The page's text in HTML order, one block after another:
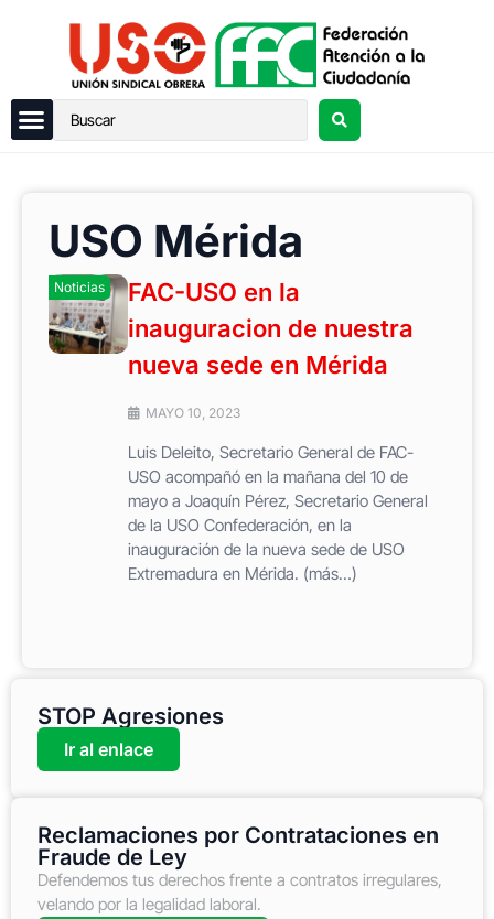
USO Mérida
Noticias
FAC-USO en la
inauguracion de nuestra
nueva sede en Mérida
MAYO 10, 2023
Luis Deleito, Secretario General de FAC-
USO acompañó en la mañana del 10 de
mayo a Joaquín Pérez, Secretario General
de la USO Confederación, en la
inauguración de la nueva sede de USO
Extremadura en Mérida. (más…)
STOP Agresiones
Ir al enlace
Reclamaciones por Contrataciones en
Fraude de Ley
Defendemos tus derechos frente a contratos irregulares,
velando por la legalidad laboral.